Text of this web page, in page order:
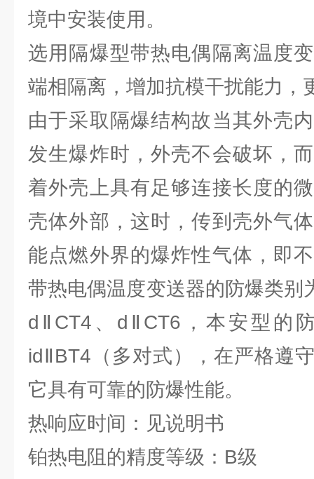
境中安装使用。
选用隔爆型带热电偶隔离温度
端相隔离，增加抗模干扰能力，
由于采取隔爆结构故当其外壳
发生爆炸时，外壳不会破坏，
着外壳上具有足够连接长度的
壳体外部，这时，传到壳外气
能点燃外界的爆炸性气体，即
带热电偶温度变送器的防爆类别
dⅡCT4、dⅡCT6，本安型的
idⅡBT4（多对式），在严格遵
它具有可靠的防爆性能。
热响应时间：见说明书
铂热电阻的精度等级：B级